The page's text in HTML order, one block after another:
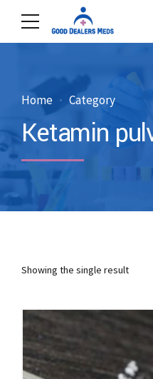
Home Category
Ketamin
Showing the single result